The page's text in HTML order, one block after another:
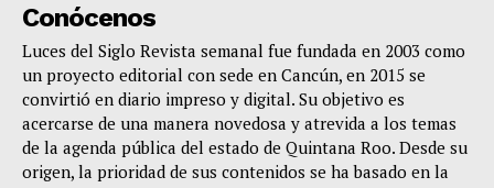
Conócenos
Luces del Siglo Revista semanal fue fundada en 2003 como
un proyecto editorial con sede en Cancún, en 2015 se
convirtió en diario impreso y digital. Su objetivo es
acercarse de una manera novedosa y atrevida a los temas
de la agenda pública del estado de Quintana Roo. Desde su
origen, la prioridad de sus contenidos se ha basado en la